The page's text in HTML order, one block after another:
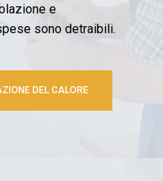
e
sono detraibili.
DEL CALORE